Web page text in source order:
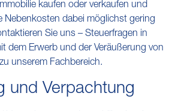
kaufen oder verkaufen und
Nebenkosten dabei möglichst gering
Sie uns – Steuerfragen in
dem Erwerb und der Veräußerung von
unserem Fachbereich.
und Verpachtung